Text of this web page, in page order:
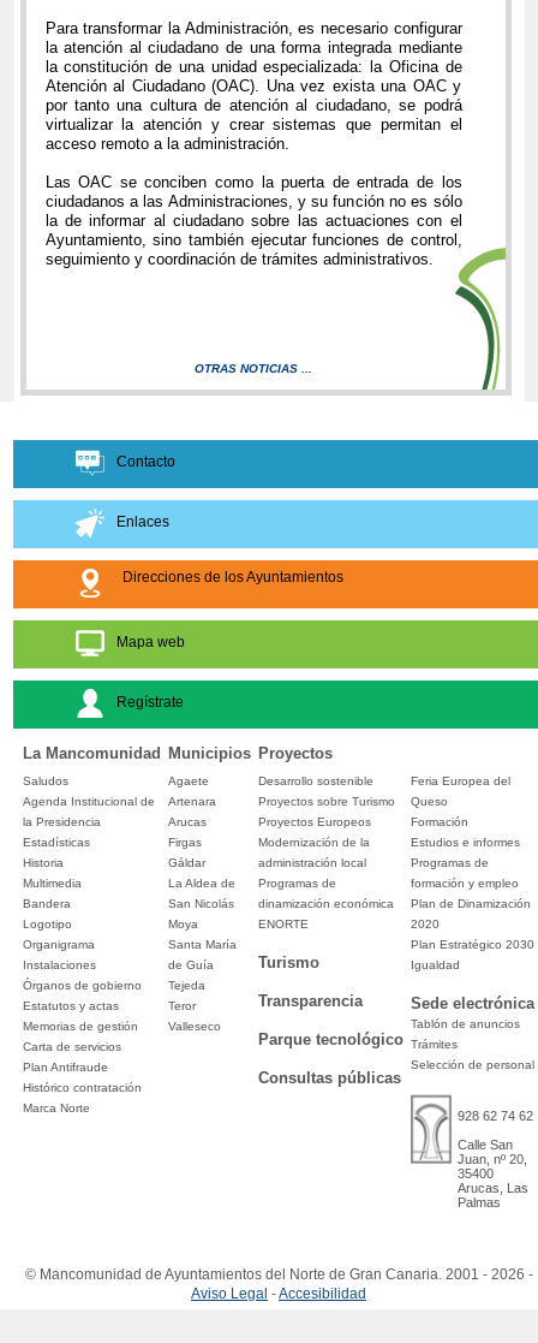
Para transformar la Administración, es necesario configurar
la atención al ciudadano de una forma integrada mediante
la constitución de una unidad especializada: la Oficina de
Atención al Ciudadano (OAC). Una vez exista una OAC y
por tanto una cultura de atención al ciudadano, se podrá
virtualizar la atención y crear sistemas que permitan el
acceso remoto a la administración.
Las OAC se conciben como la puerta de entrada de los
ciudadanos a las Administraciones, y su función no es sólo
la de informar al ciudadano sobre las actuaciones con el
Ayuntamiento, sino también ejecutar funciones de control,
seguimiento y coordinación de trámites administrativos.
OTRAS NOTICIAS ...
Contacto
Enlaces
Direcciones de los Ayuntamientos
Mapa web
Regístrate
La Mancomunidad Municipios Proyectos
Saludos
Agenda Institucional de
la Presidencia
Estadísticas
Historia
Multimedia
Bandera
Logotipo
Organigrama
Instalaciones
Órganos de gobierno
Estatutos y actas
Memorias de gestión
Carta de servicios
Plan Antifraude
Histórico contratación
Marca Norte
Agaete
Artenara
Arucas
Firgas
Gáldar
La Aldea de
San Nicolás
Moya
Santa María
de Guía
Tejeda
Teror
Valleseco
Desarrollo sostenible
Proyectos sobre Turismo
Proyectos Europeos
Modernización de la
administración local
Programas de
dinamización económica
ENORTE
Turismo
Transparencia
Parque tecnológico
Consultas públicas
Feria Europea del
Queso
Formación
Estudios e informes
Programas de
formación y empleo
Plan de Dinamización
2020
Plan Estratégico 2030
Igualdad
Sede electrónica
Tablón de anuncios
Trámites
Selección de personal
928 62 74 62
Calle San
Juan, nº 20,
35400
Arucas, Las
Palmas
© Mancomunidad de Ayuntamientos del Norte de Gran Canaria. 2001 - 2026 -
Aviso Legal -Accesibilidad